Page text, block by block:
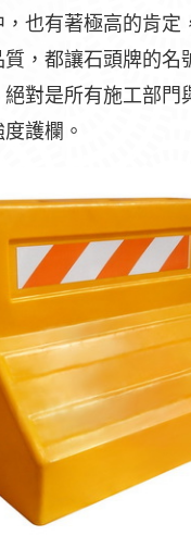
也有著極高的肯定
，都讓石頭牌的名
對是所有施工部門
護欄。